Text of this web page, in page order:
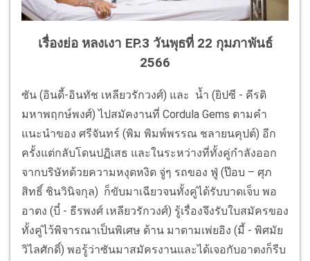
เรื่องย่อ หลงเงา EP.3 วันพุธที่ 22 กุมภาพันธ์
2566
ซัน (อินดี้-อินทัช เหลียวรักวงศ์) และ น้ำ (ยิปซี - คีรติ
มหาพฤกษ์พงศ์) ไปสมัคงานที่ Cordula Gems ตามคำ
แนะนำของ ศรีจันทร์ (พิม พิมพ์พรรณ ชลายนคุปต์) อีก
ครั้งแต่กลับโดนปฏิเสธ และในระหว่างที่ทั้งคู่กำลังออก
จากบริษัทด้วยความหงุดหงิด จู่ๆ รถของ ฟู่ (ป๊อบ – ศุภ
สิทธิ์ ชินวินิจกุล) ก็ขับมาเฉียวจนทั้งคู่ได้รับบาดเจ็บ พอ
อาตง (บี๋ - ธีรพงศ์ เหลียวรักวงศ์) รู้เรื่องจึงรับใบสมัครของ
ทั้งคู่ไว้พิจารณาเป็นพิเศษ ด้าน มาดามเพ่ยอิง (มี้ - พิศมัย
วิไลศักดิ์) พอรู้ว่าซันมาสมัครงานและได้เจอกับอาตงก็รีบ